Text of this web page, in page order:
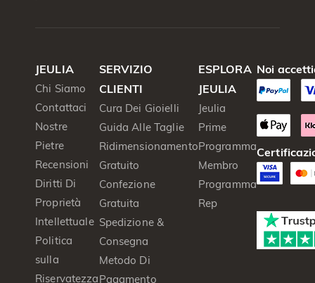
JEULIA
Chi Siamo
Contattaci
Nostre
Pietre
Recensioni
Diritti Di
Proprietà
Intellettuale
Politica
sulla
Riservatezza
SERVIZIO
CLIENTI
Cura Dei Gioielli
Guida Alle Taglie
Ridimensionamento
Gratuito
Confezione
Gratuita
Spedizione &
Consegna
Metodo Di
Pagamento
ESPLORA
JEULIA
Jeulia
Prime
Programma
Membro
Programma
Rep
Noi